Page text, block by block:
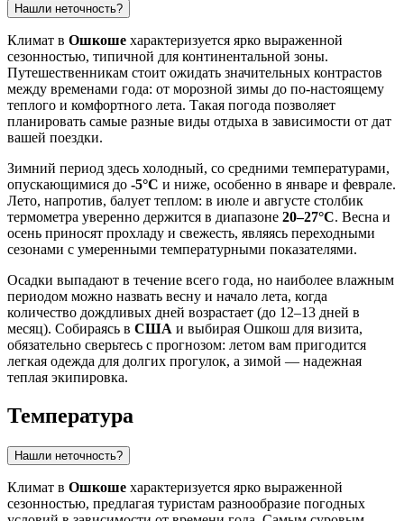
Нашли неточность?
Климат в Ошкоше характеризуется ярко выраженной
сезонностью, типичной для континентальной зоны.
Путешественникам стоит ожидать значительных контрастов
между временами года: от морозной зимы до по-настоящему
теплого и комфортного лета. Такая погода позволяет
планировать самые разные виды отдыха в зависимости от дат
вашей поездки.
Зимний период здесь холодный, со средними температурами,
опускающимися до -5°C и ниже, особенно в январе и феврале.
Лето, напротив, балует теплом: в июле и августе столбик
термометра уверенно держится в диапазоне 20–27°C. Весна и
осень приносят прохладу и свежесть, являясь переходными
сезонами с умеренными температурными показателями.
Осадки выпадают в течение всего года, но наиболее влажным
периодом можно назвать весну и начало лета, когда
количество дождливых дней возрастает (до 12–13 дней в
месяц). Собираясь в США и выбирая Ошкош для визита,
обязательно сверьтесь с прогнозом: летом вам пригодится
легкая одежда для долгих прогулок, а зимой — надежная
теплая экипировка.
Температура
Нашли неточность?
Климат в Ошкоше характеризуется ярко выраженной
сезонностью, предлагая туристам разнообразие погодных